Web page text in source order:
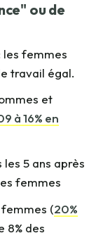
ou de
les femmes
travail égal.
et
à 16% en
les 5 ans après
femmes
(20%
8% des